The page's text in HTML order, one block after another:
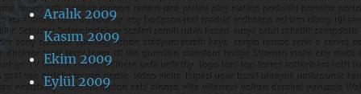
Aralık 2009
Kasım 2009
Ekim 2009
Eylül 2009